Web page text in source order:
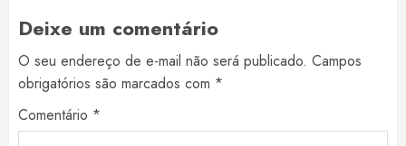
Deixe um comentário
O seu endereço de e-mail não será publicado. Campos
obrigatórios são marcados com *
Comentário *